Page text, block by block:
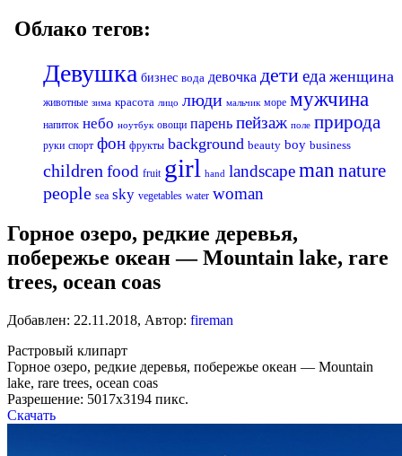
Облако тегов:
Девушка бизнес вода девочка детиеда женщина
животные зима красота лицо люди мальчик море мужчина
напиток небо ноутбук овощи парень пейзаж поле природа
руки спорт фон фрукты background beauty boy business
childrenfood fruit girl hand landscapeman nature
people sea sky vegetables water woman
Горное озеро, редкие деревья,
побережье океан — Mountain lake, rare
trees, ocean coas
Добавлен: 22.11.2018, Автор: fireman
Растровый клипарт
Горное озеро, редкие деревья, побережье океан — Mountain
lake, rare trees, ocean coas
Разрешение: 5017х3194 пикс.
Скачать